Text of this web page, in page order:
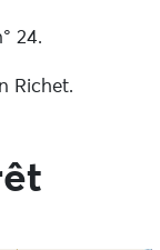
24.
Richet.